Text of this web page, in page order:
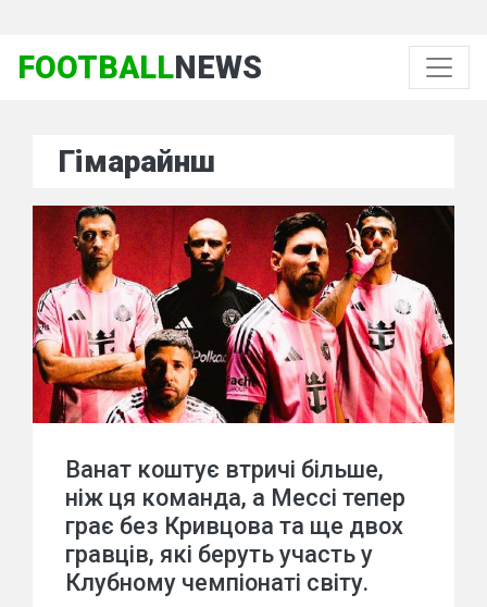
FOOTBALLNEWS
Гімарайнш
Ванат коштує втричі більше,
ніж ця команда, а Мессі тепер
грає без Кривцова та ще двох
гравців, які беруть участь у
Клубному чемпіонаті світу.